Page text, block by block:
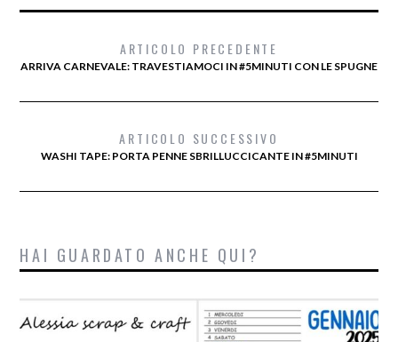
ARTICOLO PRECEDENTE
ARRIVA CARNEVALE: TRAVESTIAMOCI IN #5MINUTI CON LE SPUGNE
ARTICOLO SUCCESSIVO
WASHI TAPE: PORTA PENNE SBRILLUCCICANTE IN #5MINUTI
HAI GUARDATO ANCHE QUI?